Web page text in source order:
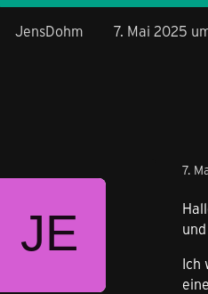
JensDohm 7. Mai 2025
7.
Ich